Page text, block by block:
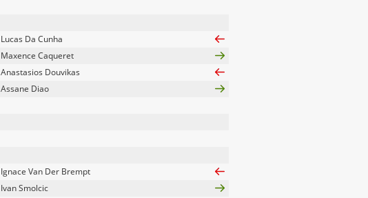
Lucas Da Cunha
Maxence Caqueret
Anastasios Douvikas
Assane Diao
Ignace Van Der Brempt
Ivan Smolcic